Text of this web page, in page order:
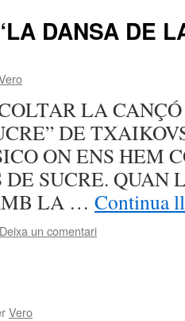
DANSA DE
LA
DE
ON ENS HEM
SUCRE. QUAN
LA … Continua
Deixa un comentari
Vero